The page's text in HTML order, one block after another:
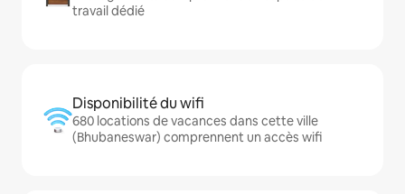
travail dédié
Disponibilité du wifi
680 locations de vacances dans cette ville
(Bhubaneswar) comprennent un accès wifi